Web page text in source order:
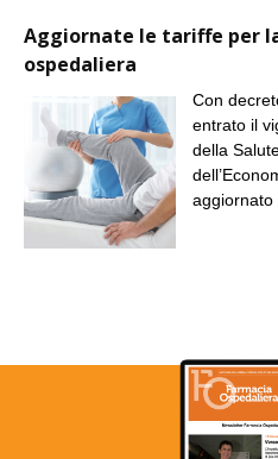
Aggiornate le tariffe per
ospedaliera
Con
entrato il
della
aggiornato